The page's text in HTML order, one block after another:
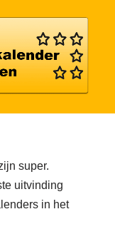
super.
uitvinding
in het